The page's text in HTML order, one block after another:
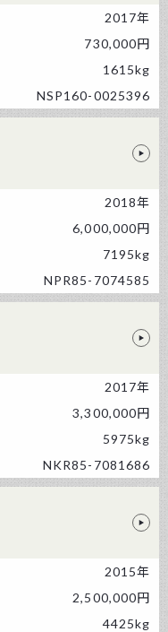
2017年
730,000円
1615kg
NSP160-0025396
2018年
6,000,000円
7195kg
NPR85-7074585
2017年
3,300,000円
5975kg
NKR85-7081686
2015年
2,500,000円
4425kg